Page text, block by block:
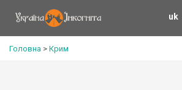
uk
Головна > Крим